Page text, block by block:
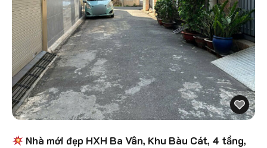
Nhà mới đẹp HXH Ba Vân, Khu Bàu Cát, 4 tầng,